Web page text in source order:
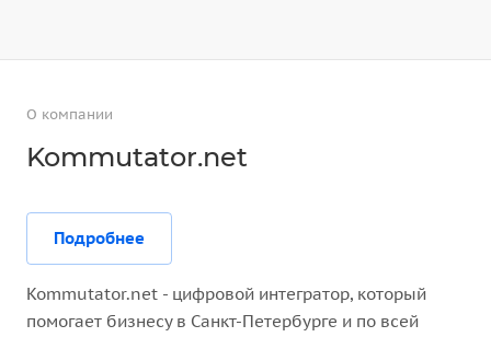
О компании
Kommutator.net
Подробнее
Kommutator.net - цифровой интегратор, который
помогает бизнесу в Санкт-Петербурге и по всей